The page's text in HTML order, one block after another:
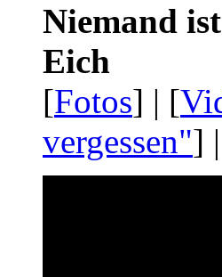
Niemand
Eich
[Fotos] | [
vergessen"]